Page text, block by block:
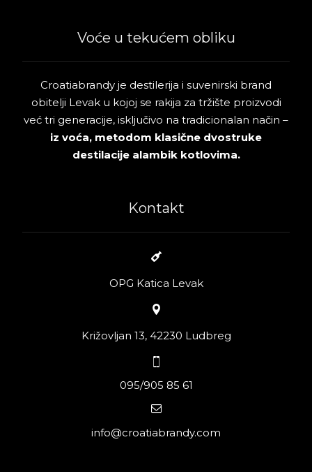
Voće u tekućem obliku
Croatiabrandy je destilerija i suvenirski brand
obitelji Levak u kojoj se rakija za tržište proizvodi
već tri generacije, isključivo na tradicionalan način –
iz voća, metodom klasične dvostruke
destilacije alambik kotlovima.
Kontakt
OPG Katica Levak
Križovljan 13, 42230 Ludbreg
095/905 85 61
info@croatiabrandy.com